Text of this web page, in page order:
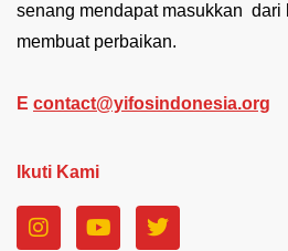
senang mendapat masukkan dari
membuat perbaikan.
E contact@yifosindonesia.org
Ikuti Kami
I
n
Y
o
T
w